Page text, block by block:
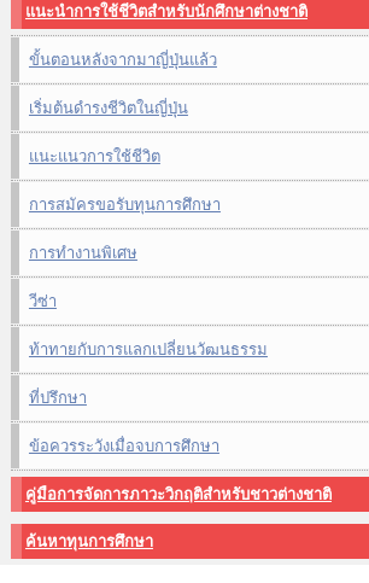
แนะนำการใช้ชีวิตสำหรับนักศึกษาต่างชาติ
ขั้นตอนหลังจากมาญี่ปุ่นแล้ว
เริ่มต้นดำรงชีวิตในญี่ปุ่น
แนะแนวการใช้ชีวิต
การสมัครขอรับทุนการศึกษา
การทำงานพิเศษ
วีซ่า
ท้าทายกับการแลกเปลี่ยนวัฒนธรรม
ที่ปรึกษา
ข้อควรระวังเมื่อจบการศึกษา
คู่มือการจัดการภาวะวิกฤติสำหรับชาวต่างชาติ
ค้นหาทุนการศึกษา